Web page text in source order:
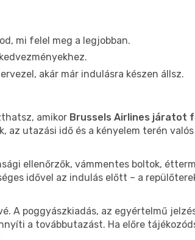
mi felel meg a legjobban.
akár már indulásra készen állsz.
amikor Brussels Airlines járatot
az utazási idő és a kényelem terén valós
ellenőrzők, vámmentes boltok,
idővel az indulás előtt – a
A poggyászkiadás, az egyértelmű
a továbbutazást. Ha előre